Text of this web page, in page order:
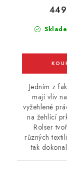
449
Jedním z
mají vliv
vyžehlené
na žehlící
Rolser
různých
tak